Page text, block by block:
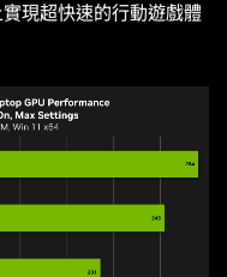
現超快速的行動遊戲體